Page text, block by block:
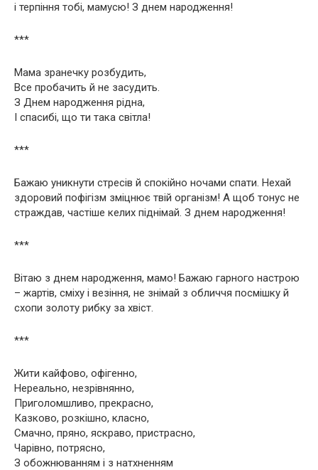
і терпіння тобі, мамусю! З днем народження!
***
Мама зранечку розбудить,
Все пробачить й не засудить.
З Днем народження рідна,
І спасибі, що ти така світла!
***
Бажаю уникнути стресів й спокійно ночами спати. Нехай
здоровий пофігізм зміцнює твій організм! А щоб тонус не
страждав, частіше келих піднімай. З днем народження!
***
Вітаю з днем народження, мамо! Бажаю гарного настрою
– жартів, сміху і везіння, не знімай з обличчя посмішку й
схопи золоту рибку за хвіст.
***
Жити кайфово, офігенно,
Нереально, незрівнянно,
Приголомшливо, прекрасно,
Казково, розкішно, класно,
Смачно, пряно, яскраво, пристрасно,
Чарівно, потрясно,
З обожнюванням і з натхненням